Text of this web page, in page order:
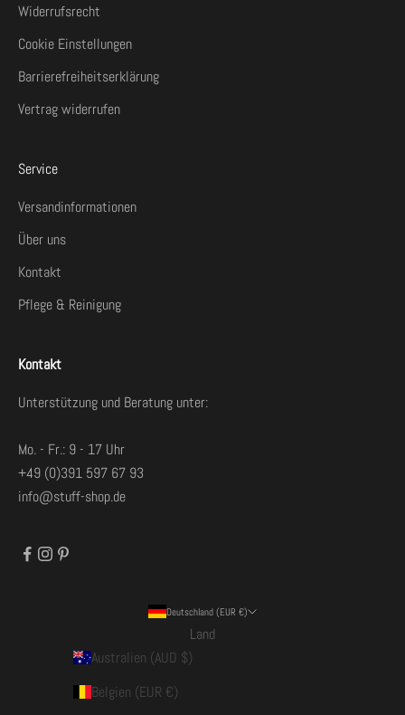
Widerrufsrecht
Cookie Einstellungen
Barrierefreiheitserklärung
Vertrag widerrufen
Service
Versandinformationen
Über uns
Kontakt
Pflege & Reinigung
Kontakt
Unterstützung und Beratung unter:
Mo. - Fr.: 9 - 17 Uhr
+49 (0)391 597 67 93
info@stuff-shop.de
Deutschland (EUR €)
Land
Australien (AUD $)
Belgien (EUR €)